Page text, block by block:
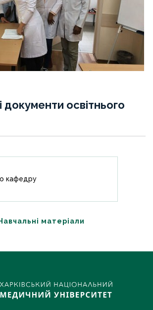
документи освітнього
Навчальні матеріали
кафедру